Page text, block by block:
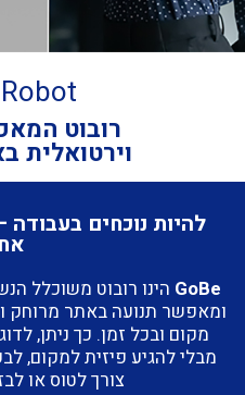
רובוט
וירטואלית
להיות נוכחים
GoBe הינו רובוט משוכלל
ומאפשר תנועה באתר מרוחק
מקום ובכל זמן. כך ניתן,
מבלי להגיע פיזית למקום,
צורך לטוס או